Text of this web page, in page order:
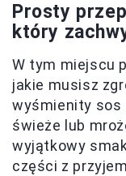
Prosty
który
W tym miejscu
jakie musisz
wyśmienity sos
świeże lub
wyjątkowy
części z